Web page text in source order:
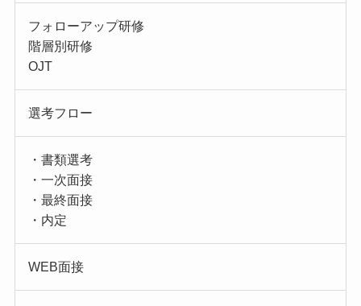
フォローアップ研修
階層別研修
OJT
選考フロー
・書類選考
・一次面接
・最終面接
・内定
WEB面接